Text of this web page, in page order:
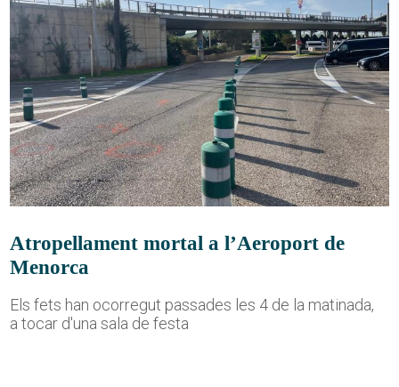
Atropellament mortal a l’Aeroport de
Menorca
Els fets han ocorregut passades les 4 de la matinada,
a tocar d'una sala de festa